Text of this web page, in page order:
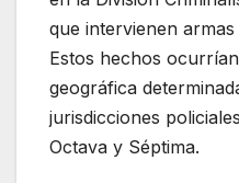
que intervienen
Estos hechos
geográfica
jurisdicciones
Octava y Séptima.